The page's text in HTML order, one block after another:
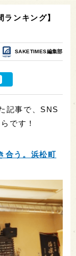
ンキング】
SAKETIMES編集部
記事で、SNS
です！
合う。浜松町